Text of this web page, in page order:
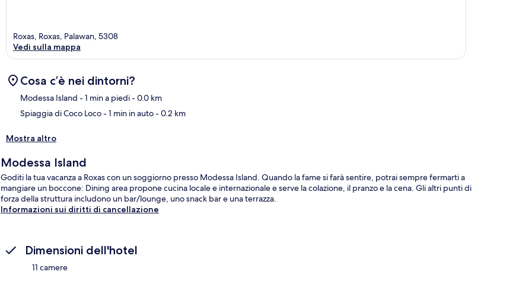
Roxas, Roxas, Palawan, 5308
Vedi sulla mappa
Cosa c’è nei dintorni?
Modessa Island - 1 min a piedi- 0.0 km
Spiaggia di Coco Loco- 1 min in auto- 0.2 km
Mostra altro
Modessa Island
Goditi la tua vacanza a Roxas con un soggiorno presso Modessa Island. Quando la fame si farà sentire, potrai sempre fermarti a
mangiare un boccone: Dining area propone cucina locale e internazionale e serve la colazione, il pranzo e la cena. Gli altri punti di
forza della struttura includono un bar/lounge, uno snack bar e una terrazza.
Informazioni sui diritti di cancellazione
Dimensioni dell'hotel
11 camere